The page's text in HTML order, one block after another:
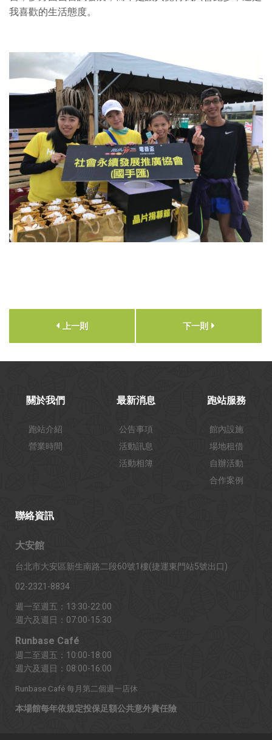
我喜歡的生活態度。
上一則 下一則
關於我們
跑站介紹
營業時間
最新消息
公告事項
活動訊息
活動相簿
跑站服務
館內設施
場地租借
自辦活動
合作案例
聯絡資訊
大安館
台北市大安區新生南路二段60號1樓(捷運東門站5號出口)
02-2321-8834
週一至週五：13:30-22:00
週六及週日：07:00-15:30
Runbase Café
週二至週五：10:00-18:00
週六及週日：08:00-16:00
Runbase Café 每月第二個週一店休
本場館每年依規定投保足額公共意外責任險